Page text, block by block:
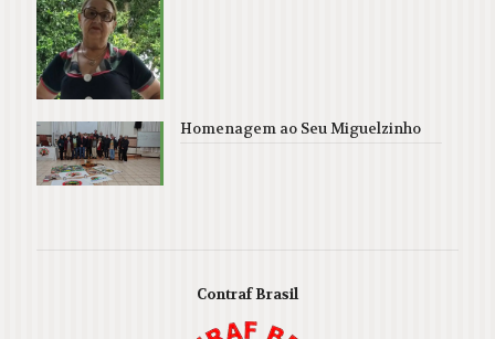
Homenagem ao Seu Miguelzinho
Contraf Brasil